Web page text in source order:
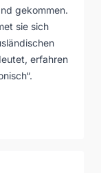
gekommen.
sie sich
erfahren